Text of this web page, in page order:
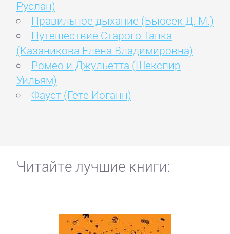
Руслан)
Правильное дыхание (Бьюсек Д. М.)
Путешествие Старого Тапка
(Казаникова Елена Владимировна)
Ромео и Джульетта (Шекспир
Уильям)
Фауст (Гете Иоганн)
Читайте лучшие книги: